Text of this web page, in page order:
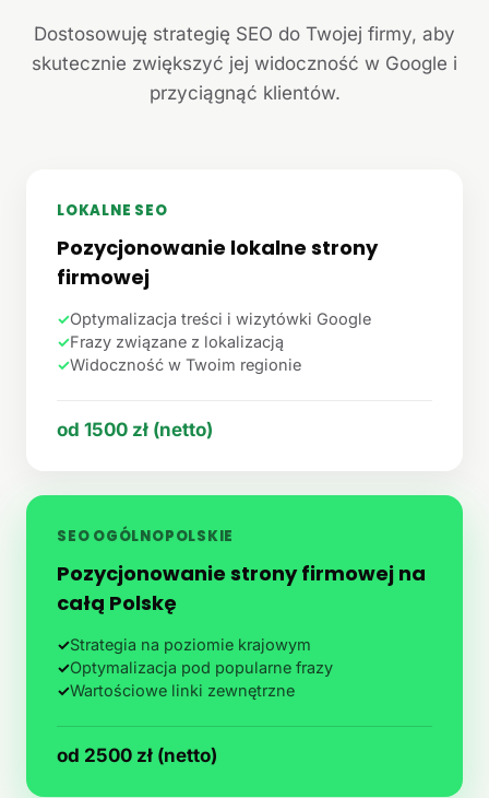
Dostosowuję strategię SEO do Twojej firmy, aby
skutecznie zwiększyć jej widoczność w Google i
przyciągnąć klientów.
LOKALNE SEO
Pozycjonowanie lokalne strony
firmowej
✓Optymalizacja treści i wizytówki Google
✓Frazy związane z lokalizacją
✓Widoczność w Twoim regionie
od 1500 zł (netto)
SEO OGÓLNOPOLSKIE
Pozycjonowanie strony firmowej na
całą Polskę
✓Strategia na poziomie krajowym
✓Optymalizacja pod popularne frazy
✓Wartościowe linki zewnętrzne
od 2500 zł (netto)